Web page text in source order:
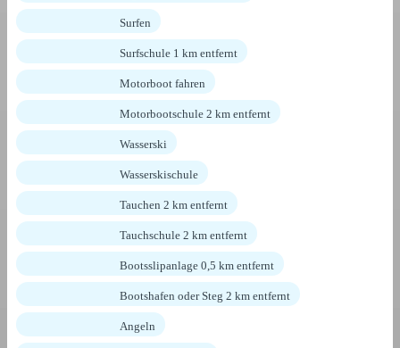
Surfen
Surfschule 1 km entfernt
Motorboot fahren
Motorbootschule 2 km entfernt
Wasserski
Wasserskischule
Tauchen 2 km entfernt
Tauchschule 2 km entfernt
Bootsslipanlage 0,5 km entfernt
Bootshafen oder Steg 2 km entfernt
Angeln